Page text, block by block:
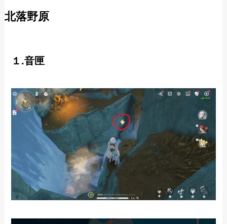
北落野原
１.音匣